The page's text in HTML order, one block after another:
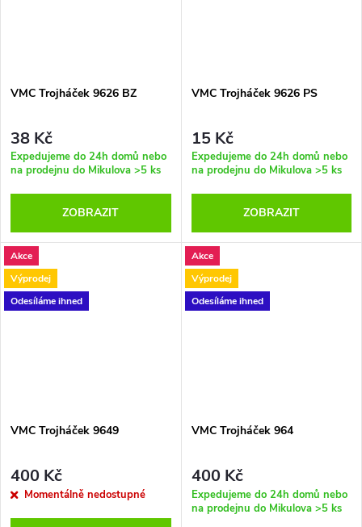
VMC Trojháček 9626 BZ
38 Kč
Expedujeme do 24h domů nebo
na prodejnu do Mikulova >5 ks
ZOBRAZIT
VMC Trojháček 9626 PS
15 Kč
Expedujeme do 24h domů nebo
na prodejnu do Mikulova >5 ks
ZOBRAZIT
Akce
Výprodej
Odesíláme ihned
VMC Trojháček 9649
400 Kč
Momentálně nedostupné
Akce
Výprodej
Odesíláme ihned
VMC Trojháček 964
400 Kč
Expedujeme do 24h domů nebo
na prodejnu do Mikulova >5 ks